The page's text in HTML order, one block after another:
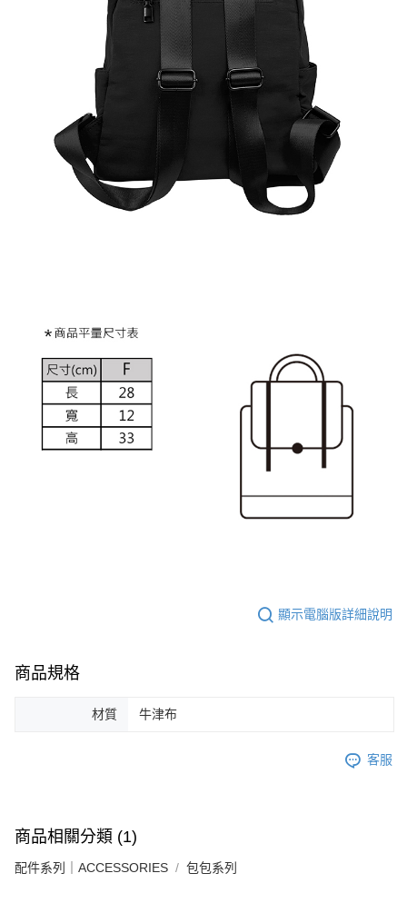
顯示電腦版詳細說明
商品規格
材質 牛津布
客服
商品相關分類 (1)
配件系列｜ACCESSORIES 包包系列